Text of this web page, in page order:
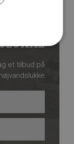
et tilbud på
højvandslukke